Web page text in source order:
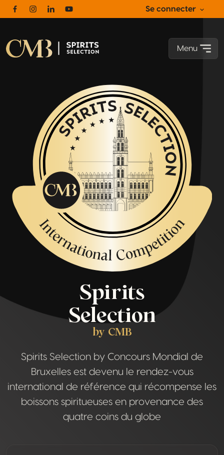
FacebookInstagram
LinkedinYoutube
Se connecter
Menu
Spirits
Selection
by CMB
Spirits Selection by Concours Mondial de
Bruxelles est devenu le rendez-vous
international de référence qui récompense les
boissons spiritueuses en provenance des
quatre coins du globe